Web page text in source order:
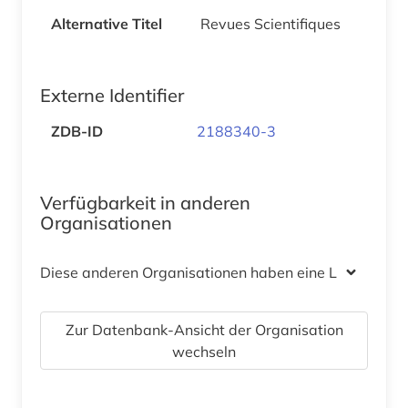
Alternative Titel Revues Scientifiques
Externe Identifier
ZDB-ID 2188340-3
Verfügbarkeit in anderen
Organisationen
Diese anderen Organisationen haben eine Lizenz
Zur Datenbank-Ansicht der Organisation
wechseln